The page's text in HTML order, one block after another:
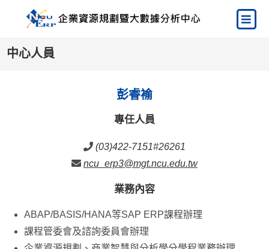
中心人員
彭睿褕
專任人員
(03)422-7151#26261
ncu_erp3@mgt.ncu.edu.tw
業務內容
ABAP/BASIS/HANA等SAP ERP課程辦理
課程管委會及諮詢委員會辦理